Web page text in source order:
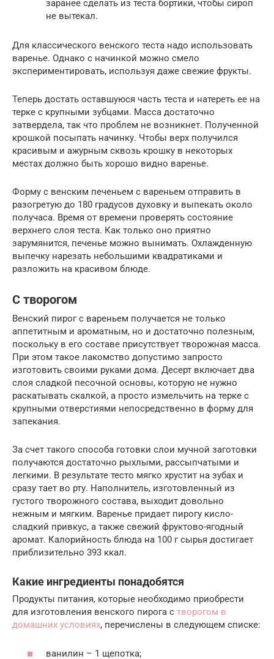
заранее сделать из теста бортики, чтобы сироп
не вытекал.
Для классического венского теста надо использовать
варенье. Однако с начинкой можно смело
экспериментировать, используя даже свежие фрукты.
Теперь достать оставшуюся часть теста и натереть ее на
терке с крупными зубцами. Масса достаточно
затвердела, так что проблем не возникнет. Полученной
крошкой посыпать начинку. Чтобы верх получился
красивым и ажурным сквозь крошку в некоторых
местах должно быть хорошо видно варенье.
Форму с венским печеньем с вареньем отправить в
разогретую до 180 градусов духовку и выпекать около
получаса. Время от времени проверять состояние
верхнего слоя теста. Как только оно приятно
зарумянится, печенье можно вынимать. Охлажденную
выпечку нарезать небольшими квадратиками и
разложить на красивом блюде.
С творогом
Венский пирог с вареньем получается не только
аппетитным и ароматным, но и достаточно полезным,
поскольку в его составе присутствует творожная масса.
При этом такое лакомство допустимо запросто
изготовить своими руками дома. Десерт включает два
слоя сладкой песочной основы, которую не нужно
раскатывать скалкой, а просто измельчить на терке с
крупными отверстиями непосредственно в форму для
запекания.
За счет такого способа готовки слои мучной заготовки
получаются достаточно рыхлыми, рассыпчатыми и
легкими. В результате тесто мягко хрустит на зубах и
сразу тает во рту. Наполнитель, изготовленный из
густого творожного состава, выходит довольно
нежным и мягким. Варенье придает пирогу кисло-
сладкий привкус, а также свежий фруктово-ягодный
аромат. Калорийность блюда на 100 г сырья достигает
приблизительно 393 ккал.
Какие ингредиенты понадобятся
Продукты питания, которые необходимо приобрести
для изготовления венского пирога с творогом в
домашних условиях, перечислены в следующем списке:
ванилин – 1 щепотка;